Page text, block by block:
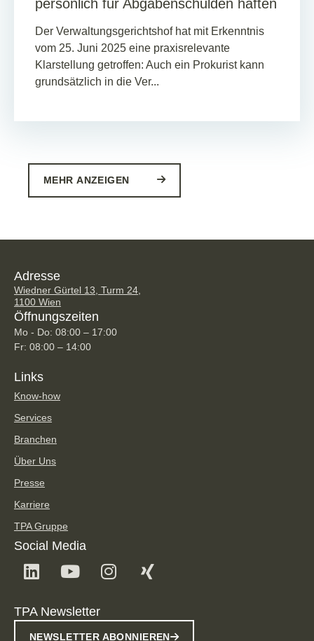
persönlich für Abgabenschulden haften
Der Verwaltungsgerichtshof hat mit Erkenntnis
vom 25. Juni 2025 eine praxisrelevante
Klarstellung getroffen: Auch ein Prokurist kann
grundsätzlich in die Ver...
MEHR ANZEIGEN
Adresse
Wiedner Gürtel 13, Turm 24,
1100 Wien
Öffnungszeiten
Mo - Do: 08:00 – 17:00
Fr: 08:00 – 14:00
Links
Know-how
Services
Branchen
Über Uns
Presse
Karriere
TPA Gruppe
Social Media
TPA Newsletter
NEWSLETTER ABONNIEREN